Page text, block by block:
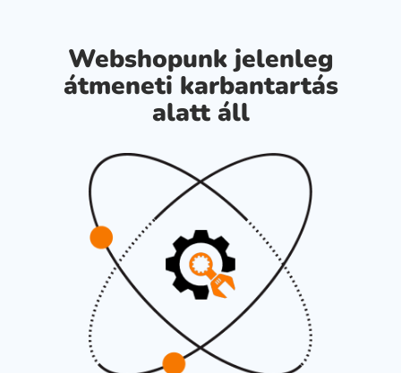
Webshopunk jelenleg
átmeneti karbantartás
alatt áll